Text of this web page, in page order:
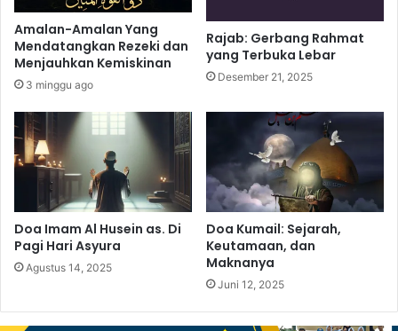
Amalan-Amalan Yang
Mendatangkan Rezeki dan
Menjauhkan Kemiskinan
3 minggu ago
Rajab: Gerbang Rahmat
yang Terbuka Lebar
Desember 21, 2025
Doa Imam Al Husein as. Di
Pagi Hari Asyura
Agustus 14, 2025
Doa Kumail: Sejarah,
Keutamaan, dan
Maknanya
Juni 12, 2025